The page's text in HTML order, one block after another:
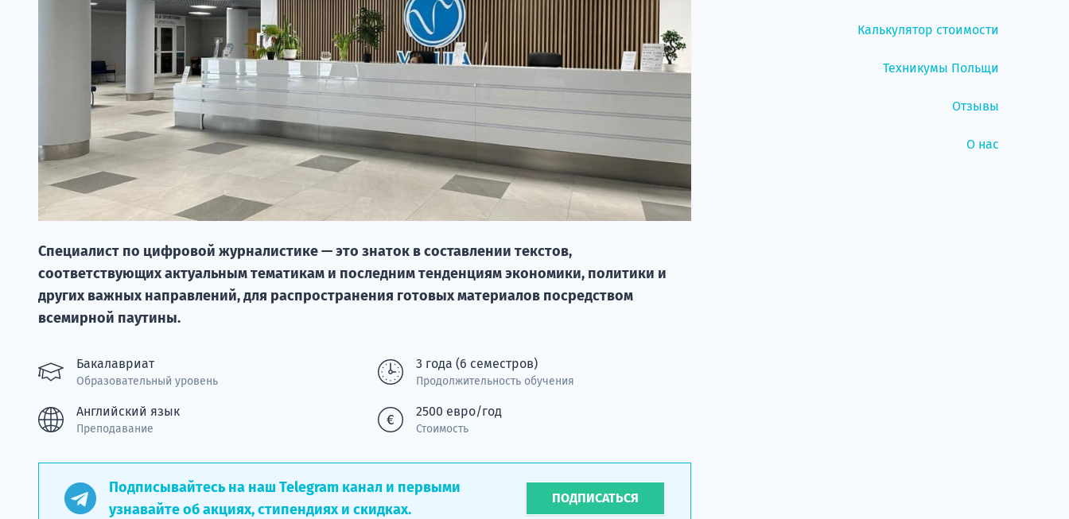
Специалист по цифровой журналистике — это знаток в составлении текстов,
соответствующих актуальным тематикам и последним тенденциям экономики, политики и
других важных направлений, для распространения готовых материалов посредством
всемирной паутины.
Бакалавриат
Образовательный уровень
3 года (6 семестров)
Продолжительность обучения
Английский язык
Преподавание
2500 евро/год
Стоимость
Подписывайтесь на наш Telegram канал и первыми
узнавайте об акциях, стипендиях и скидках.
ПОДПИСАТЬСЯ
Калькулятор стоимости
Техникумы Польщи
Отзывы
О нас